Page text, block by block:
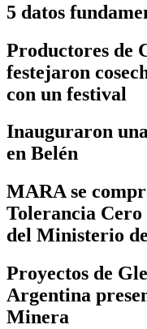
5 datos
Productores de
festejaron
con un festival
Inauguraron
en Belén
MARA se
Tolerancia Cero
del Ministerio
Proyectos de
Argentina
Minera